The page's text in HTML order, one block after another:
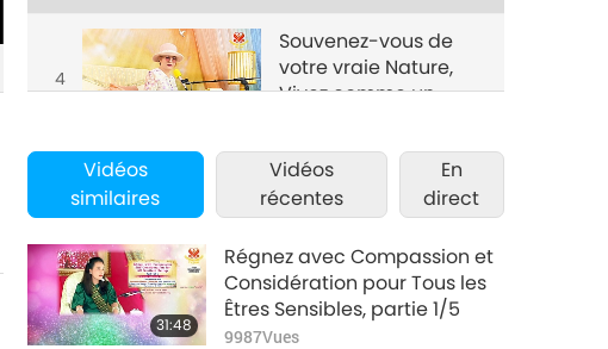
4
Souvenez-vous de
votre vraie Nature,
Vivez comme un
5
33:34
Souvenez-vous de
votre vraie Nature,
Saint, partie 5/5
6691Vues
Vidéos
similaires
Vidéos
récentes
En
direct
31:48
Régnez avec Compassion et
Considération pour Tous les
Êtres Sensibles, partie 1/5
9987Vues